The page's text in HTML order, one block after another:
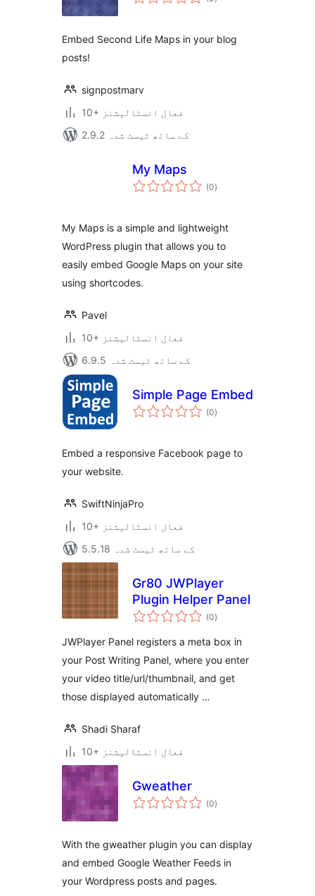
Embed Second Life Maps in your blog
posts!
signpostmarv
10+ فعال انسٹالیشنز
2.9.2 کے ساتھ ٹیسٹ شدہ
My Maps
(0مجموعی
درجہ
)
My Maps is a simple and lightweight
WordPress plugin that allows you to
easily embed Google Maps on your site
using shortcodes.
Pavel
10+ فعال انسٹالیشنز
6.9.5 کے ساتھ ٹیسٹ شدہ
Simple Page Embed
(0مجموعی
درجہ
)
Embed a responsive Facebook page to
your website.
SwiftNinjaPro
10+ فعال انسٹالیشنز
5.5.18 کے ساتھ ٹیسٹ شدہ
Gr80 JWPlayer
Plugin Helper Panel
(0مجموعی
درجہ
)
JWPlayer Panel registers a meta box in
your Post Writing Panel, where you enter
your video title/url/thumbnail, and get
those displayed automatically …
Shadi Sharaf
10+ فعال انسٹالیشنز
Gweather
(0مجموعی
درجہ
)
With the gweather plugin you can display
and embed Google Weather Feeds in
your Wordpress posts and pages.